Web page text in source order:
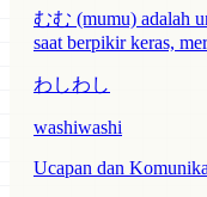
むむ (mumu) adalah
saat berpikir keras,
わしわし
washiwashi
Ucapan dan